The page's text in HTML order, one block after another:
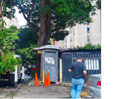
el Gobierno municipal y